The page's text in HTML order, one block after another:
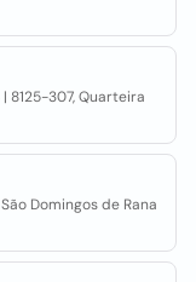
| 8125-307, Quarteira
Domingos de Rana